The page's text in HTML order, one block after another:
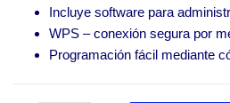
Incluye software para
WPS – conexión segura por
Programación fácil mediante